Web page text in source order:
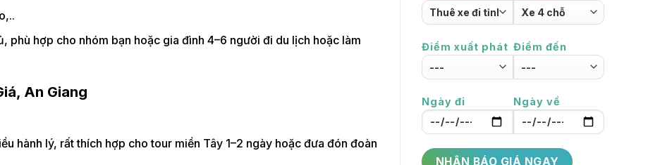
phù hợp cho nhóm bạn hoặc gia đình 4–6 người đi du lịch hoặc làm
An Giang
hành lý, rất thích hợp cho tour miền Tây 1–2 ngày hoặc đưa đón đoàn
Điểm xuất phát Điểm đến
Ngày đi Ngày về